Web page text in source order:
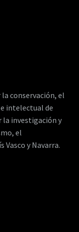
conservación, el
intelectual de
la investigación y
el
Vasco y Navarra.